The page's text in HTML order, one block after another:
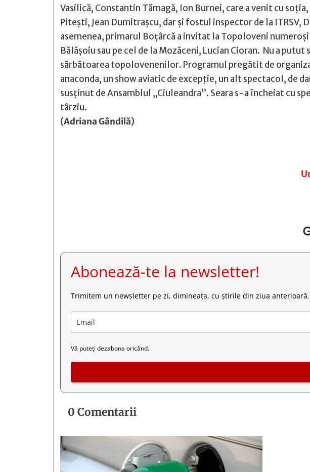
Vasilică, Constantin Tămagă, Ion Burnei, care a venit cu
Piteşti, Jean Dumitraşcu, dar şi fostul inspector de la
asemenea, primarul Boţârcă a invitat la Topoloveni
Bălăşoiu sau pe cel de la Mozăceni, Lucian Cioran. Nu a
sărbătoarea topolovenenilor. Programul pregătit de
anaconda, un show aviatic de excepţie, un alt spectacol, de
susţinut de Ansamblul „Ciuleandra”. Seara s-a încheiat cu
târziu.
(Adriana Gândilă)
Abonează-te la newsletter!
Trimitem un newsletter pe zi, dimineața, cu știrile din ziua anterioară.
Vă puteți dezabona oricând.
0 Comentarii